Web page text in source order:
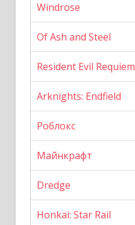
Windrose
Of Ash and Steel
Resident Evil Requiem
Arknights: Endfield
Роблокс
Майнкрафт
Dredge
Honkai: Star Rail